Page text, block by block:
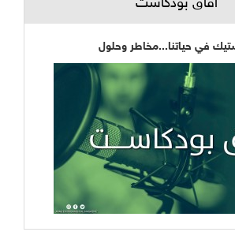
آفاق بودكاست
في حياتنا...مخاطر وحلول